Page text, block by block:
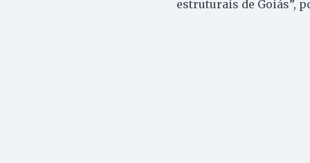
estruturais de Goiás”,